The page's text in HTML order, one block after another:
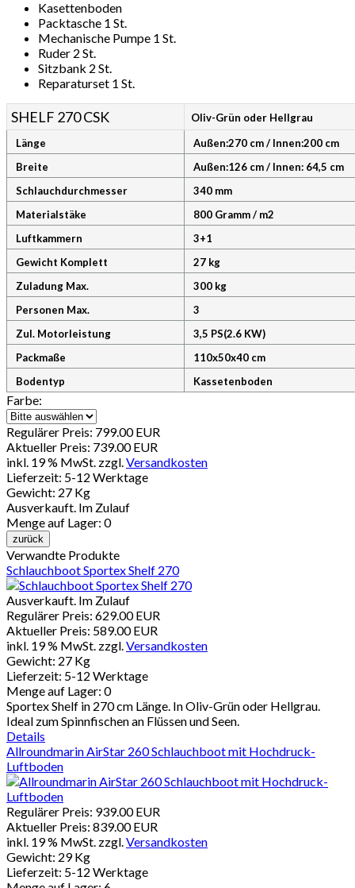
Kasettenboden
Packtasche 1 St.
Mechanische Pumpe 1 St.
Ruder 2 St.
Sitzbank 2 St.
Reparaturset 1 St.
SHELF 270 CSK
Oliv-Grün oder Hellgrau
Länge
Außen:270 cm / Innen:200 cm
Breite
Außen:126 cm / Innen: 64,5 cm
Schlauchdurchmesser
340 mm
Materialstäke
800 Gramm / m2
Luftkammern
3+1
Gewicht Komplett
27 kg
Zuladung Max.
300 kg
Personen Max.
3
Zul. Motorleistung
3,5 PS(2.6 KW)
Packmaße
110x50x40 cm
Bodentyp
Kassetenboden
Farbe:
Regulärer Preis: 799.00 EUR
Aktueller Preis: 739.00 EUR
inkl. 19 % MwSt. zzgl.Versandkosten
Lieferzeit: 5-12 Werktage
Gewicht: 27 Kg
Ausverkauft. Im Zulauf
Menge auf Lager: 0
Verwandte Produkte
Schlauchboot Sportex Shelf 270
Ausverkauft. Im Zulauf
Regulärer Preis: 629.00 EUR
Aktueller Preis: 589.00 EUR
inkl. 19 % MwSt. zzgl.Versandkosten
Gewicht: 27 Kg
Lieferzeit: 5-12 Werktage
Menge auf Lager: 0
Sportex Shelf in 270 cm Länge. In Oliv-Grün oder Hellgrau.
Ideal zum Spinnfischen an Flüssen und Seen.
Details
Allroundmarin AirStar 260 Schlauchboot mit Hochdruck-
Luftboden
Regulärer Preis: 939.00 EUR
Aktueller Preis: 839.00 EUR
inkl. 19 % MwSt. zzgl.Versandkosten
Gewicht: 29 Kg
Lieferzeit: 5-12 Werktage